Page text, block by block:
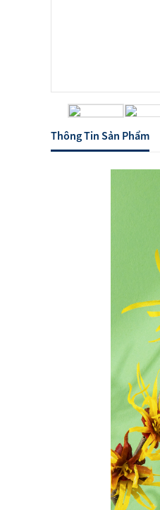
Sản Phẩm Vệ
Sản Phẩm Hỗ
Xem tất cả
Thông Tin Sản Phẩm